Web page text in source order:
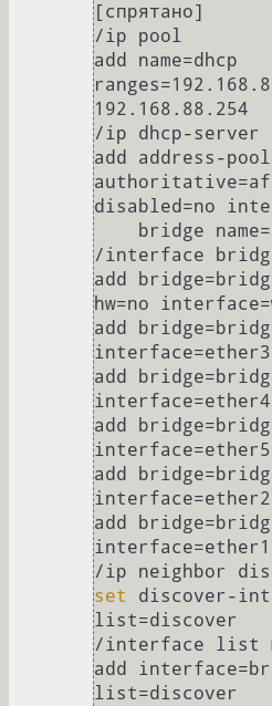
[спрятано]
/ip pool
add name=dhcp
192.168.88.254
/ip dhcp-server
add address-
disabled=no
/interface
add
hw=no
add
interface=ether3
add
interface=ether4
add
interface=ether5
add
add
interface=ether1
set
discover-
list=discover
/interface list
add
list=discover